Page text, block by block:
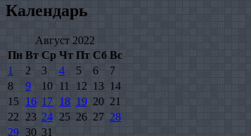
Календарь
Август 2022
Пн Вт Ср Чт Пт Сб Вс
1
2 3 4 5 6
7
8
9 10 11 12 13 14
15 16 17 18 19 20 21
22
23 24 25 26 27 28
29 30 31